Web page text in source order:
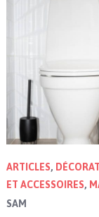
ARTICLES,
ET ACCESSOIRES,
SAM